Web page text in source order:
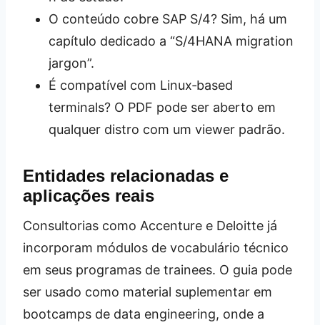
O conteúdo cobre SAP S/4? Sim, há um
capítulo dedicado a “S/4HANA migration
jargon”.
É compatível com Linux‑based
terminals? O PDF pode ser aberto em
qualquer distro com um viewer padrão.
Entidades relacionadas e
aplicações reais
Consultorias como Accenture e Deloitte já
incorporam módulos de vocabulário técnico
em seus programas de trainees. O guia pode
ser usado como material suplementar em
bootcamps de data engineering, onde a